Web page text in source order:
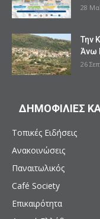
28
Την
Άνω
26
ΔΗΜΟΦΙΛΙΕΣ
Τοπικές Ειδήσεις
Ανακοινώσεις
Παναιτωλικός
Café Society
Επικαιρότητα